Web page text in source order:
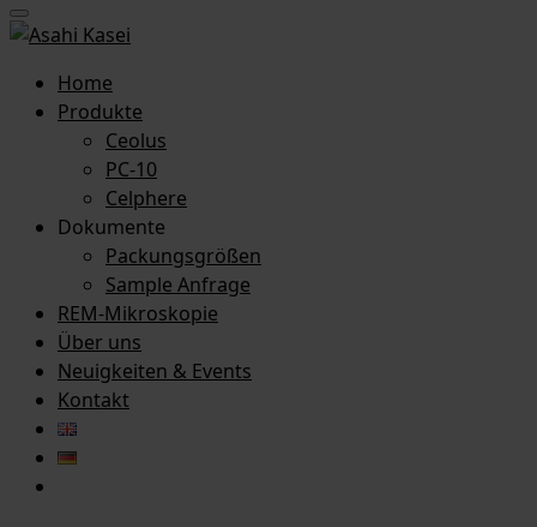
Home
Produkte
Ceolus
PC-10
Celphere
Dokumente
Packungsgrößen
Sample Anfrage
REM-Mikroskopie
Über uns
Neuigkeiten & Events
Kontakt